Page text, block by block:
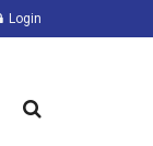
Login